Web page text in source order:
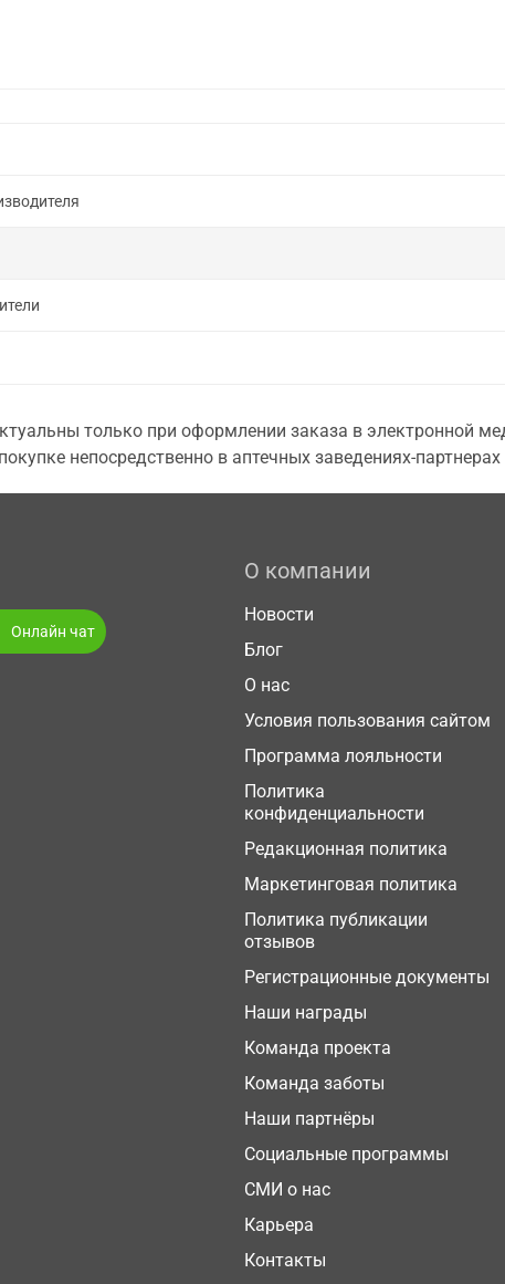
только при оформлении заказа в электронной
непосредственно в аптечных заведениях-
Онлайн чат
О компании
Новости
Блог
О нас
Условия пользования сайтом
Программа лояльности
Политика
конфиденциальности
Редакционная политика
Маркетинговая политика
Политика публикации
отзывов
Регистрационные документы
Наши награды
Команда проекта
Команда заботы
Наши партнёры
Социальные программы
СМИ о нас
Карьера
Контакты